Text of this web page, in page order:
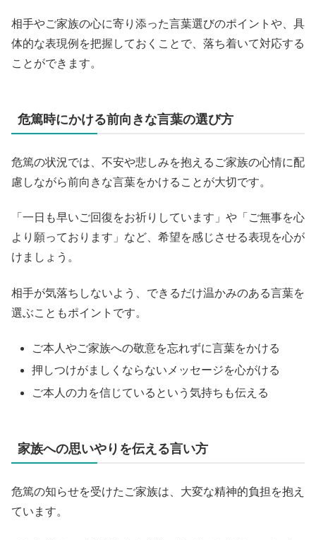
相手やご家族の心に寄り添った言葉選びのポイントや、具
体的な表現例を把握しておくことで、落ち着いて対応する
ことができます。
危篤時にかける前向きな言葉の選び方
危篤の状況では、不安や悲しみを抱えるご家族の心情に配
慮しながら前向きな言葉をかけることが大切です。
「一日も早いご回復をお祈りしています」や「ご無事を心
より願っております」など、希望を感じさせる表現を心が
けましょう。
相手が気落ちしないよう、できるだけ温かみのある言葉を
選ぶこともポイントです。
ご本人やご家族への敬意を忘れずに言葉をかける
押しつけがましくならないメッセージを心がける
ご本人の力を信じているという気持ちも伝える
家族への思いやりを伝える言い方
危篤の知らせを受けたご家族は、大変な精神的負担を抱え
ています。